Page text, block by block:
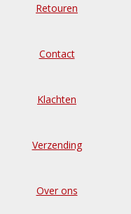
Retouren
Contact
Klachten
Verzending
Over ons